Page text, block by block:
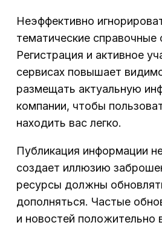
Неэффективно
тематические справочные
Регистрация и активное
сервисах повышает
размещать актуальную
компании, чтобы
находить вас легко.
Публикация информации
создает иллюзию
ресурсы должны
дополняться. Частые
и новостей положительно